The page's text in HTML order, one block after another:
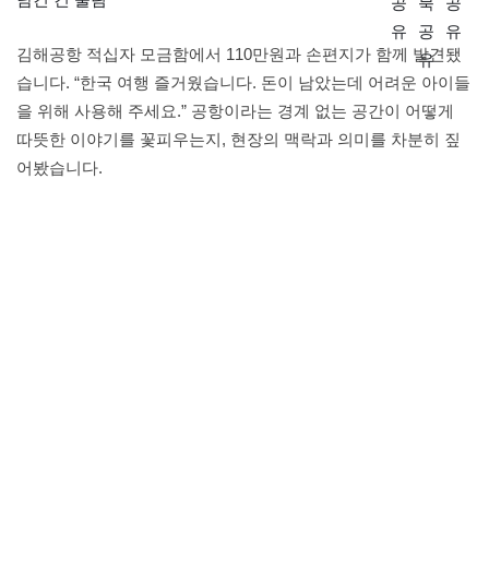
김해공항 적십자 모금함에서 110만원과 손편지가 함께 발견됐
습니다. “한국 여행 즐거웠습니다. 돈이 남았는데 어려운 아이들
을 위해 사용해 주세요.” 공항이라는 경계 없는 공간이 어떻게
따뜻한 이야기를 꽃피우는지, 현장의 맥락과 의미를 차분히 짚
어봤습니다.